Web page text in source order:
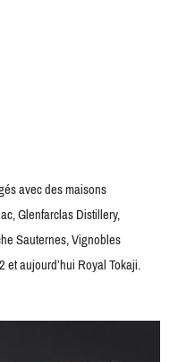
avec des maisons
Glenfarclas Distillery,
Sauternes, Vignobles
aujourd’hui Royal Tokaji.